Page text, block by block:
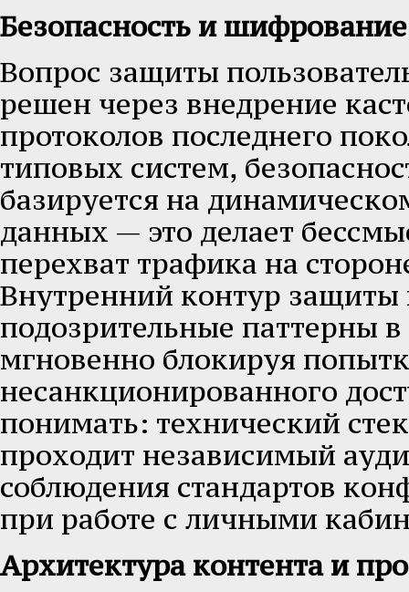
Безопасность и
Вопрос защиты
решен через внедрение
протоколов последнего
типовых систем,
базируется на
данных — это делает
перехват трафика на
Внутренний контур защиты
подозрительные паттерны
мгновенно блокируя
несанкционированного
понимать: технический
проходит независимый
соблюдения стандартов
при работе с личными
Архитектура контента и